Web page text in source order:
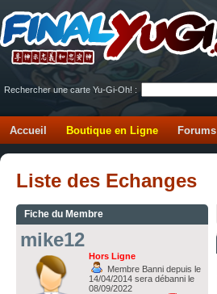
Rechercher une carte Yu-Gi-Oh! :
Accueil Boutique en Ligne Forums
Liste des Echanges
Fiche du Membre
mike12
Hors Ligne
Membre Banni depuis le
14/04/2014 sera débanni le
08/09/2022